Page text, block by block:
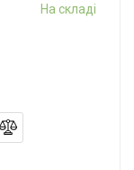
На складі